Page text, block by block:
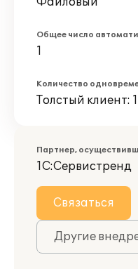
Общее число
1
Количество
Толстый клиент: 1
Партнер,
1С:Сервистренд
Связаться
Другие